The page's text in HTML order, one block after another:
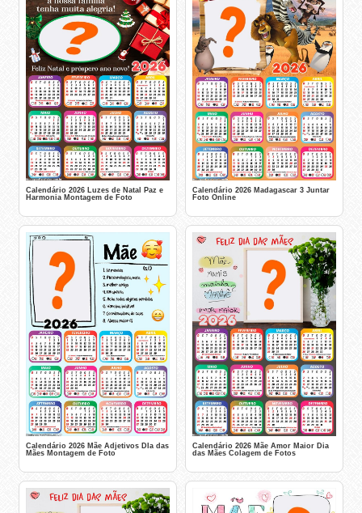
Calendário 2026 Luzes de Natal Paz e
Harmonia Montagem de Foto
Calendário 2026 Madagascar 3 Juntar
Foto Online
Calendário 2026 Mãe Adjetivos DIa das
Mães Montagem de Foto
Calendário 2026 Mãe Amor Maior Dia
das Mães Colagem de Fotos